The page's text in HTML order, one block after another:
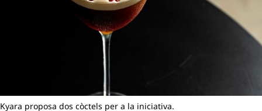
Kyara proposa dos còctels per a la iniciativa.